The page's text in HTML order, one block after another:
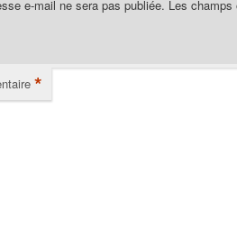
e-mail ne sera pas publiée. Les champs
*